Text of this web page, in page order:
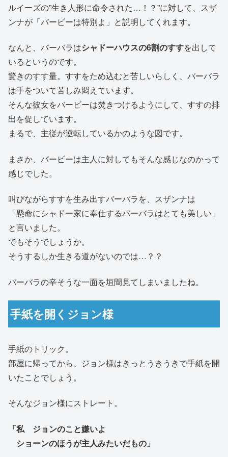
ルイーズの”生き人形に命令された…！？”に対して、スザ
ンナが「バービーは特別よ」と説明してくれます。
なんと、バーバラはシャドーハウスの6割のすすを出して
いるというのです。
驚きのすす量。すすをため込むと苦しいらしく、バーバラ
は手をついて苦しみ悶えています。
そんな彼女をバービーは焚きつけるようにして、すすの排
出を促しています。
まるで、主従が逆転しているかのような図です。
まさか、バービーは主人に対してもそんな感じなのかって
感じでした。
叫びながらすすを生み出すバーバラを、スザンナは
「懸命にシャドー家に奉仕するバーバラはとても美しい」
と言いました。
でもそうでしょうか。
そうするしか生きる道がないのでは…？？
バーバラの辛そうな一面を垣間見てしまいましたね。
手紙を開くジョン様
手紙のトリック。
部屋に帰ってから、ジョン様はきっとうきうきで手紙を開
いたことでしょう。
そんなジョン様にストレート。
「私 ジョンのこと嫌いよ
ショーンのほうが主人みたいだもの」